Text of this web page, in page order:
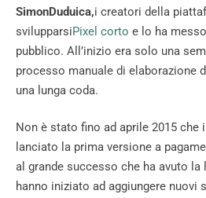
SimonDuduica,i creatori della
svilupparsiPixel corto e lo ha
pubblico. All’inizio era solo una
processo manuale di elaborazione
una lunga coda.
Non è stato fino ad aprile 2015 che
lanciato la prima versione a
al grande successo che ha avuto la
hanno iniziato ad aggiungere nuovi